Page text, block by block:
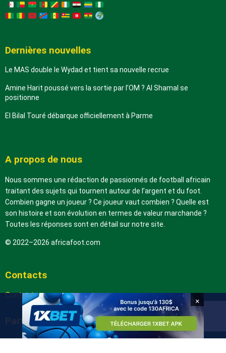
Dernières nouvelles
Le MAS double le Wydad et tient sa nouvelle recrue
Amine Harit poussé vers la sortie par l’OM ? Al Shamal se
positionne
El Bilal Touré débarque officiellement à Parme
A propos de nous
Nous sommes une rédaction de passionnés de football africain
traitant des sujets qui tournent autour de l’argent et du foot.
Combien gagne un joueur ? Ce joueur vaut combien ? Quelle est
son histoire et son évolution en termes de valeur marchande ?
Toutes les réponses sont en détail sur notre site.
© 2022–2026 africafoot.com
Contacts
Contactez-nous
Partenaires
arabic.africafoot.com
×